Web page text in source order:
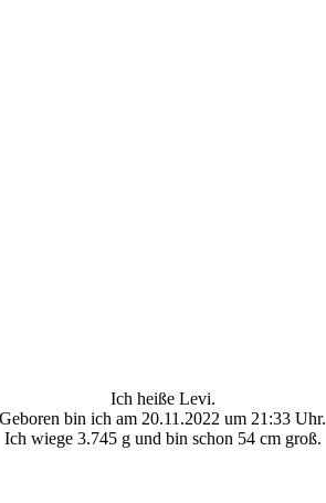
Ich heiße Levi.
Geboren bin ich am 20.11.2022 um 21:33 Uhr.
Ich wiege 3.745 g und bin schon 54 cm groß.